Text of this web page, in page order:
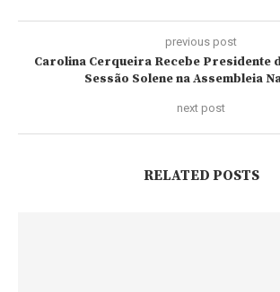
previous post
Carolina Cerqueira Recebe Presidente
Sessão Solene na Assembleia
next post
RELATED POSTS